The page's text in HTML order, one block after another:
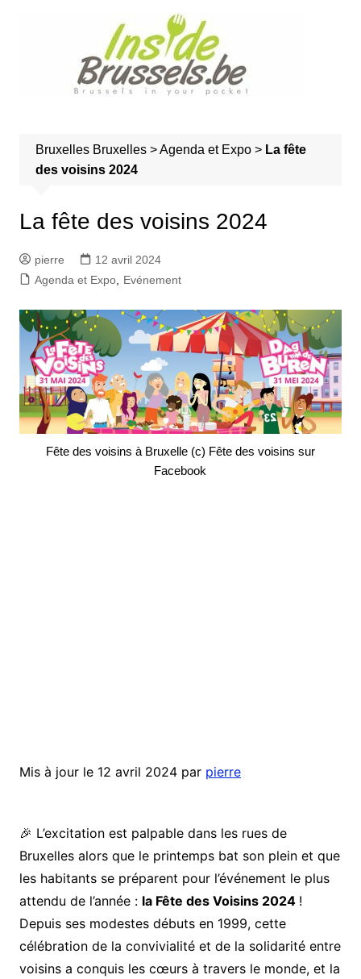
Bruxelles Bruxelles>Agenda et Expo> La fête
des voisins 2024
La fête des voisins 2024
pierre
12 avril 2024
Agenda et Expo, Evénement
Fête des voisins à Bruxelle (c) Fête des voisins sur
Facebook
Mis à jour le 12 avril 2024 par pierre
🎉 L’excitation est palpable dans les rues de
Bruxelles alors que le printemps bat son plein et que
les habitants se préparent pour l’événement le plus
attendu de l’année : la Fête des Voisins 2024 !
Depuis ses modestes débuts en 1999, cette
célébration de la convivialité et de la solidarité entre
voisins a conquis les cœurs à travers le monde, et la